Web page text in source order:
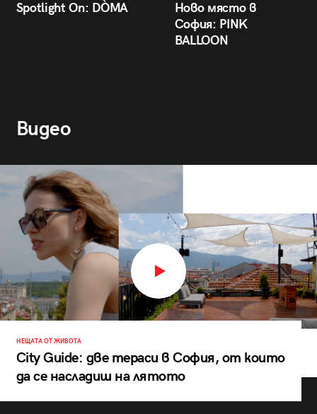
Spotlight On: DÒMA
Ново място в
София: PINK
BALLOON
Видео
НЕЩАТА ОТ ЖИВОТА
City Guide: две тераси в София, от които
да се насладиш на лятото